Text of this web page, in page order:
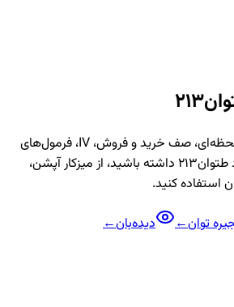
اگر می‌خواهید اطلاعات لحظه‌ای، صف خرید و فروش، IV، فرمول‌های
طتوان213
داشته باشید، از میزکار آپشن،
استفاده کنید.
توان← دیده‌بان←